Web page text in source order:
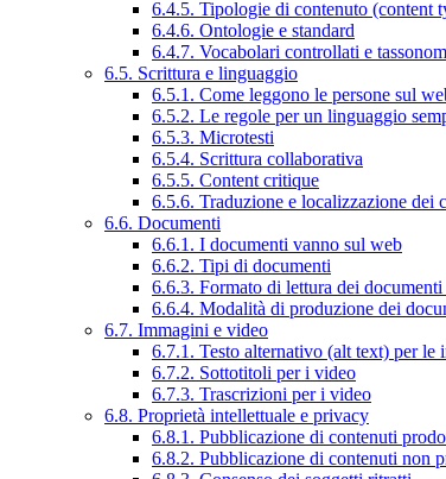
6.4.5. Tipologie di contenuto (content
6.4.6. Ontologie e standard
6.4.7. Vocabolari controllati e
6.5. Scrittura e linguaggio
6.5.1. Come leggono le persone sul
6.5.2. Le regole per un linguaggio
6.5.3. Microtesti
6.5.4. Scrittura collaborativa
6.5.5. Content critique
6.5.6. Traduzione e localizzazione dei
6.6. Documenti
6.6.1. I documenti vanno sul web
6.6.2. Tipi di documenti
6.6.3. Formato di lettura dei
6.6.4. Modalità di produzione dei
6.7. Immagini e video
6.7.1. Testo alternativo (alt text) per le
6.7.2. Sottotitoli per i video
6.7.3. Trascrizioni per i video
6.8. Proprietà intellettuale e privacy
6.8.1. Pubblicazione di contenuti
6.8.2. Pubblicazione di contenuti non